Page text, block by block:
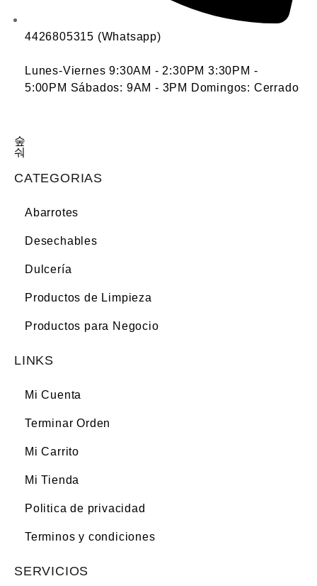
4426805315 (Whatsapp)
Lunes-Viernes 9:30AM - 2:30PM 3:30PM -
5:00PM Sábados: 9AM - 3PM Domingos: Cerrado
CATEGORIAS
Abarrotes
Desechables
Dulcería
Productos de Limpieza
Productos para Negocio
LINKS
Mi Cuenta
Terminar Orden
Mi Carrito
Mi Tienda
Politica de privacidad
Terminos y condiciones
SERVICIOS